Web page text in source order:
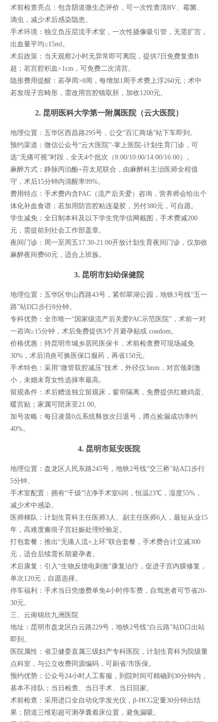
术前检查亮点：包含阴道微生态评价，可一次性查清BV、霉菌、
滴虫，减少术后感染隐患。
手术环境：独立负压层流手术室，一次性摄像吸引管，无需扩宫，
出血量平均≤15ml。
术后政策：当天观察2小时无异常即可离院，提供7日免费复查B
超；若宫腔积血>1cm，可免费二次清宫。
隐形费用提醒：若孕周>8周，每增加1周手术费上浮260元；术中
若发现子宫畸形，需改用宫腔镜取胚，加收1200元。
2. 昆明医科大学第一附属医院（云大医院）
地理位置：五华区西昌路295号，公交“百汇商场”站下车即到。
预约渠道：微信公众号“云大医院”-掌上医院-计划生育门诊，可
选“无痛可视”时段，全天4个批次（8:00/10:00/14:00/16:00）。
麻醉方式：静脉丙泊酚+芬太尼联合，由麻醉科主治医师全程值
守，术后15分钟内清醒率99%。
费用特点：手术费内含PAC（流产后关爱）咨询，营养师会给出个
体化补血食谱；若加用防宫腔粘连凝胶，另付380元，可自愿。
学生减免：全日制本科及以下学生凭学信网截图，手术费减200
元，需提前到社会工作部盖章。
夜间门诊：周一至周五17:30-21:00开放计划生育夜间门诊，仅加收
麻醉夜间费60元，适合上班族。
3. 昆明市妇幼保健院
地理位置：五华区华山西路43号，紧邻翠湖公园，地铁3号线“五一
路”站D口步行8分钟。
专科优势：全市唯一“国家级流产后关爱PAC示范医院”，术前一对
一咨询≥15分钟，术后免费提供3个月避孕贴或 condom。
价格优惠：持昆明市城乡居民医保卡，术前检查费可现场减免
30%，术后消炎可换医保口服药，再省150元。
手术特色：采用“微管双腔减压”技术，外径仅3mm，对宫颈刺激
小，未婚未育女性选择率最高。
留观条件：术后赠送独立留观床，窗帘隔离，免费提供红糖鸡蛋、
暖宫贴；家属可陪床至21:00。
加号攻略：每日凌晨0点系统释放次日退号，蹲点捡漏成功率约
40%。
4. 昆明市延安医院
地理位置：盘龙区人民东路245号，地铁2号线“交三桥”站A口步行
5分钟。
手术室配置：拥有“千级”洁净手术室6间，恒温23℃，湿度55%，
减少术中感染。
医师梯队：计划生育科主任医师3人、副主任医师6人，最短从业15
年，高难度瘢痕子宫妊娠处理经验足。
打包套餐：推出“无痛人流+上环”联合套餐，手术费合计立减300
元，适合后续需长期避孕者。
术后康复：引入“生物反馈电刺激”康复治疗，促进子宫内膜修复，
单次120元，自愿选择。
停车福利：手术当日凭缴费单免4小时停车费，自驾患者可节省20-
30元。
三、云南锦欣九洲医院
地址：昆明市盘龙区白云路229号，地铁2号线“白云路”站D口出站
即到。
医院属性：省卫健委直属三级妇产专科医院，计划生育科为院级重
点科室，与公立收费同源编码，可刷省/市医保。
预约优势：公众号24小时人工客服，到院时间可精确到30分钟内，
基本不排队；当日检查、当日手术、当日回家。
术前检查：采用进口全自动化学发光仪，β-HCG定量30分钟出结
果；阴道三维彩超可测孕囊着床位置，避免漏吸。